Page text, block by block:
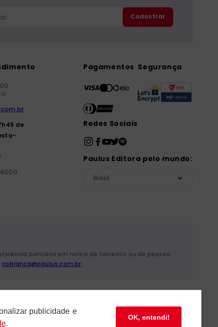
Cadastrar
de
Pagamentos Segurança
Redes Sociais
Paulus Editora pelo mundo:
Brasil
bancária em nome de terceiros ou de pessoa
cobranca@paulus.com.br.
publicidade e
.
OK, entendi!